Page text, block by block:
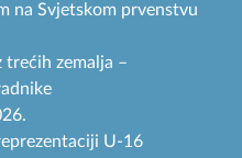
na Svjetskom prvenstvu
trećih zemalja –
U-16